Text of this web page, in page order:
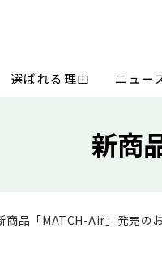
選ばれる理由 ニュー
新商
商品「MATCH-Air」発売の